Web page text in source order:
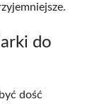
do
dość